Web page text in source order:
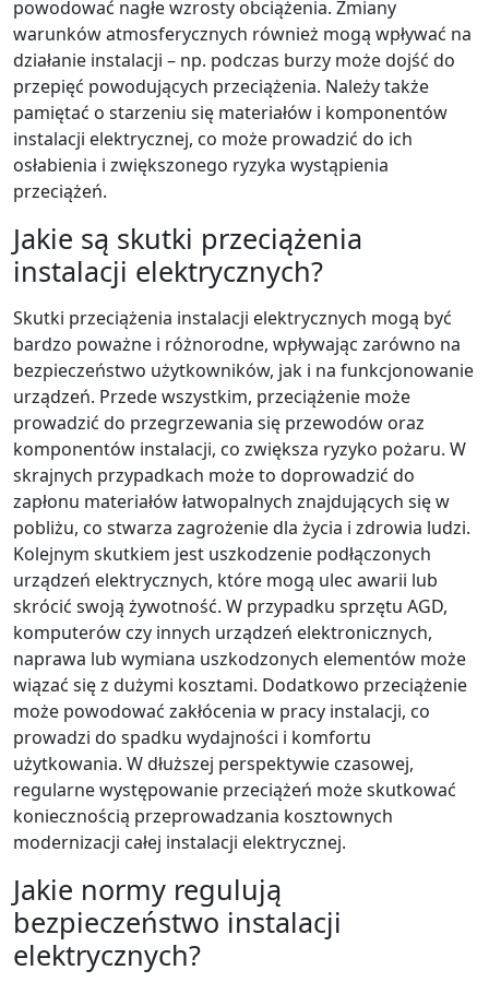
powodować nagłe wzrosty obciążenia. Zmiany
warunków atmosferycznych również mogą wpływać na
działanie instalacji – np. podczas burzy może dojść do
przepięć powodujących przeciążenia. Należy także
pamiętać o starzeniu się materiałów i komponentów
instalacji elektrycznej, co może prowadzić do ich
osłabienia i zwiększonego ryzyka wystąpienia
przeciążeń.
Jakie są skutki przeciążenia
instalacji elektrycznych?
Skutki przeciążenia instalacji elektrycznych mogą być
bardzo poważne i różnorodne, wpływając zarówno na
bezpieczeństwo użytkowników, jak i na funkcjonowanie
urządzeń. Przede wszystkim, przeciążenie może
prowadzić do przegrzewania się przewodów oraz
komponentów instalacji, co zwiększa ryzyko pożaru. W
skrajnych przypadkach może to doprowadzić do
zapłonu materiałów łatwopalnych znajdujących się w
pobliżu, co stwarza zagrożenie dla życia i zdrowia ludzi.
Kolejnym skutkiem jest uszkodzenie podłączonych
urządzeń elektrycznych, które mogą ulec awarii lub
skrócić swoją żywotność. W przypadku sprzętu AGD,
komputerów czy innych urządzeń elektronicznych,
naprawa lub wymiana uszkodzonych elementów może
wiązać się z dużymi kosztami. Dodatkowo przeciążenie
może powodować zakłócenia w pracy instalacji, co
prowadzi do spadku wydajności i komfortu
użytkowania. W dłuższej perspektywie czasowej,
regularne występowanie przeciążeń może skutkować
koniecznością przeprowadzania kosztownych
modernizacji całej instalacji elektrycznej.
Jakie normy regulują
bezpieczeństwo instalacji
elektrycznych?